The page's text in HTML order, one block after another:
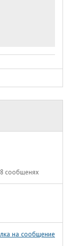
сообщенях
на сообщение